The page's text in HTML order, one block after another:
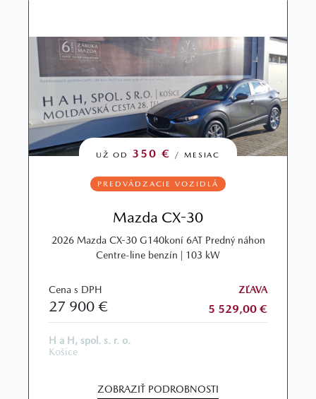
UŽ OD 350 € / MESIAC
PREDVÁDZACIE VOZIDLÁ
Mazda CX-30
2026 Mazda CX-30 G140koní 6AT Predný náhon
Centre-line benzín | 103 kW
Cena s DPH
27 900 €
ZĽAVA
5 529,00 €
H a H, spol. s. r. o.
Košice
ZOBRAZIŤ PODROBNOSTI